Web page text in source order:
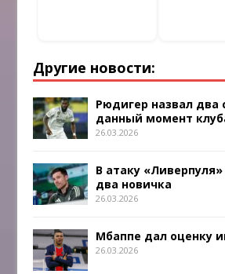
Другие новости:
Рюдигер назвал два
данный момент
26.03.2026
В атаку
два новичка
26.03.2026
Мбаппе дал оценку
26.03.2026